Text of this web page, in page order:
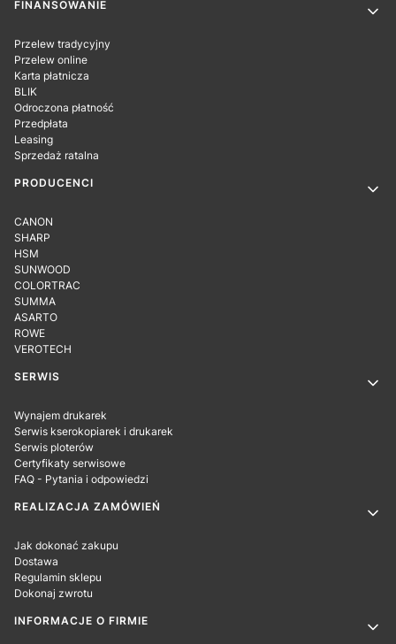
Linki w stopce
FINANSOWANIE
Przelew tradycyjny
Przelew online
Karta płatnicza
BLIK
Odroczona płatność
Przedpłata
Leasing
Sprzedaż ratalna
PRODUCENCI
CANON
SHARP
HSM
SUNWOOD
COLORTRAC
SUMMA
ASARTO
ROWE
VEROTECH
SERWIS
Wynajem drukarek
Serwis kserokopiarek i drukarek
Serwis ploterów
Certyfikaty serwisowe
FAQ - Pytania i odpowiedzi
REALIZACJA ZAMÓWIEŃ
Jak dokonać zakupu
Dostawa
Regulamin sklepu
Dokonaj zwrotu
INFORMACJE O FIRMIE